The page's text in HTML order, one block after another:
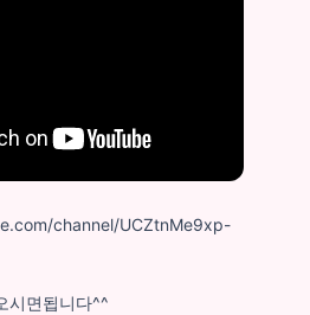
channel/UCZtnMe9xp-
시면됩니다^^